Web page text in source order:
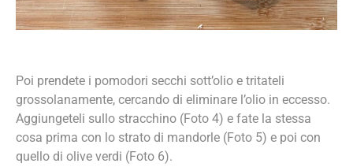
Poi prendete i pomodori secchi sott’olio e tritateli
grossolanamente, cercando di eliminare l’olio in eccesso.
Aggiungeteli sullo stracchino (Foto 4) e fate la stessa
cosa prima con lo strato di mandorle (Foto 5) e poi con
quello di olive verdi (Foto 6).